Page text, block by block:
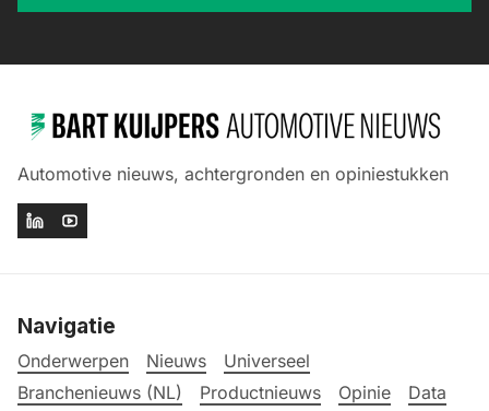
Automotive nieuws, achtergronden en opiniestukken
Navigatie
Onderwerpen Nieuws
Universeel
Branchenieuws (NL)
Productnieuws Opinie
Data